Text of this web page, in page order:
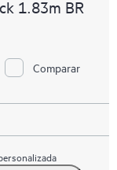
1.83m BR
Comparar